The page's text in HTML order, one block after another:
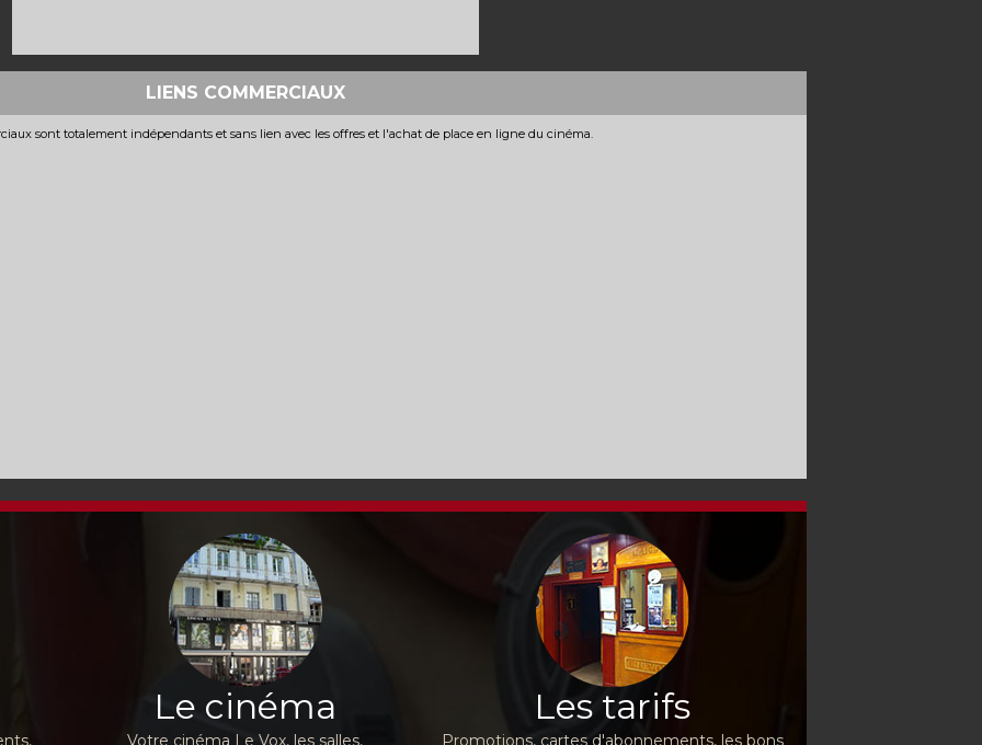
LIENS COMMERCIAUX
sont totalement indépendants et sans lien avec les offres et l'achat de place en ligne du cinéma.
Le cinéma
Votre cinéma Le Vox, les salles,
Les tarifs
Promotions, cartes d'abonnements, les bons